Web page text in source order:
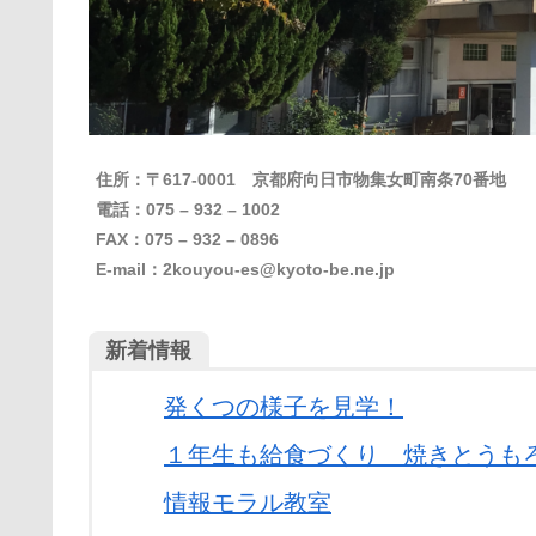
住所：〒617-0001 京都府向日市物集女町南条70番地
電話：075 – 932 – 1002
FAX：075 – 932 – 0896
E-mail： 2kouyou-es@kyoto-be.ne.jp
新着情報
発くつの様子を見学！
１年生も給食づくり 焼きとうも
情報モラル教室